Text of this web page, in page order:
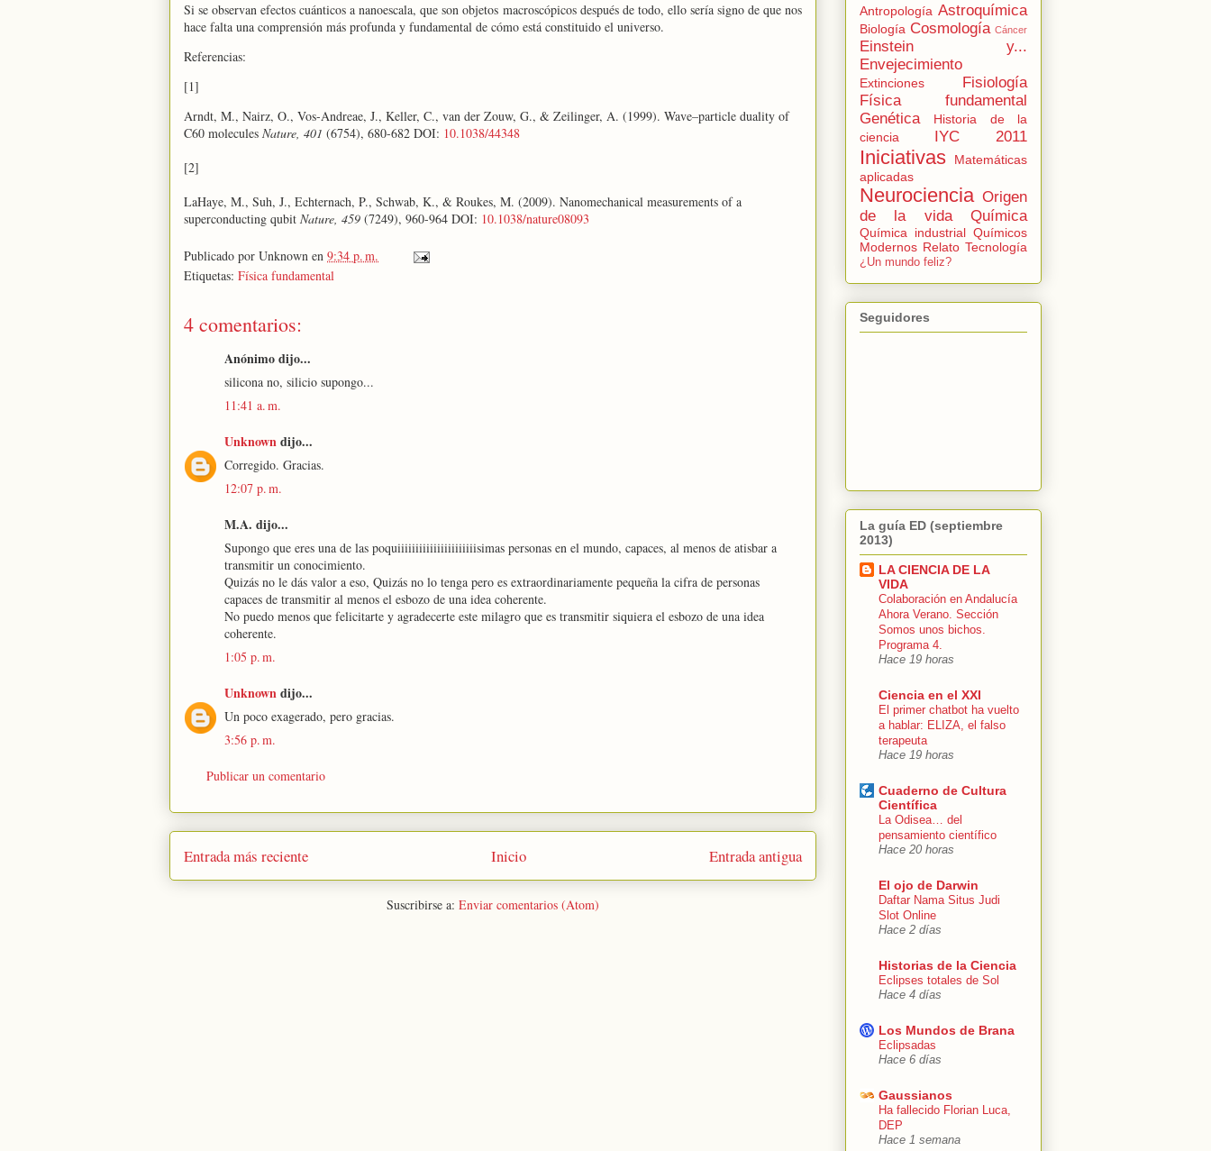
Si se observan efectos cuánticos a nanoescala, que son objetos macroscópicos después de todo, ello sería signo de que nos
hace falta una comprensión más profunda y fundamental de cómo está constituido el universo.
Referencias:
[1]
Arndt, M., Nairz, O., Vos-Andreae, J., Keller, C., van der Zouw, G., & Zeilinger, A. (1999). Wave–particle duality of
C60 molecules Nature, 401 (6754), 680-682 DOI: 10.1038/44348
[2]
LaHaye, M., Suh, J., Echternach, P., Schwab, K., & Roukes, M. (2009). Nanomechanical measurements of a
superconducting qubit Nature, 459 (7249), 960-964 DOI: 10.1038/nature08093
Publicado por Unknown en 9:34 p. m.
Etiquetas: Física fundamental
4 comentarios:
Anónimo dijo...
silicona no, silicio supongo...
11:41 a. m.
Unknowndijo...
Corregido. Gracias.
12:07 p. m.
M.A. dijo...
Supongo que eres una de las poquiiiiiiiiiiiiiiiiiiiiiisimas personas en el mundo, capaces, al menos de atisbar a
transmitir un conocimiento.
Quizás no le dás valor a eso, Quizás no lo tenga pero es extraordinariamente pequeña la cifra de personas
capaces de transmitir al menos el esbozo de una idea coherente.
No puedo menos que felicitarte y agradecerte este milagro que es transmitir siquiera el esbozo de una idea
coherente.
1:05 p. m.
Unknowndijo...
Un poco exagerado, pero gracias.
3:56 p. m.
Publicar un comentario
Entrada más reciente Entrada antigua
Inicio
Suscribirse a: Enviar comentarios (Atom)
Antropología Astroquímica
Biología Cosmología Cáncer
Einstein y...
Envejecimiento
Extinciones
Fisiología
Física fundamental
Genética
Historia de la
ciencia
IYC 2011
Iniciativas
Matemáticas
aplicadas
Neurociencia Origen
de la vida
Química
Química industrial Químicos
Modernos Relato Tecnología
¿Un mundo feliz?
Seguidores
La guía ED (septiembre
2013)
LA CIENCIA DE LA
VIDA
Colaboración en Andalucía
Ahora Verano. Sección
Somos unos bichos.
Programa 4.
Hace 19 horas
Ciencia en el XXI
El primer chatbot ha vuelto
a hablar: ELIZA, el falso
terapeuta
Hace 19 horas
Cuaderno de Cultura
Científica
La Odisea… del
pensamiento científico
Hace 20 horas
El ojo de Darwin
Daftar Nama Situs Judi
Slot Online
Hace 2 días
Historias de la Ciencia
Eclipses totales de Sol
Hace 4 días
Los Mundos de Brana
Eclipsadas
Hace 6 días
Gaussianos
Ha fallecido Florian Luca,
DEP
Hace 1 semana